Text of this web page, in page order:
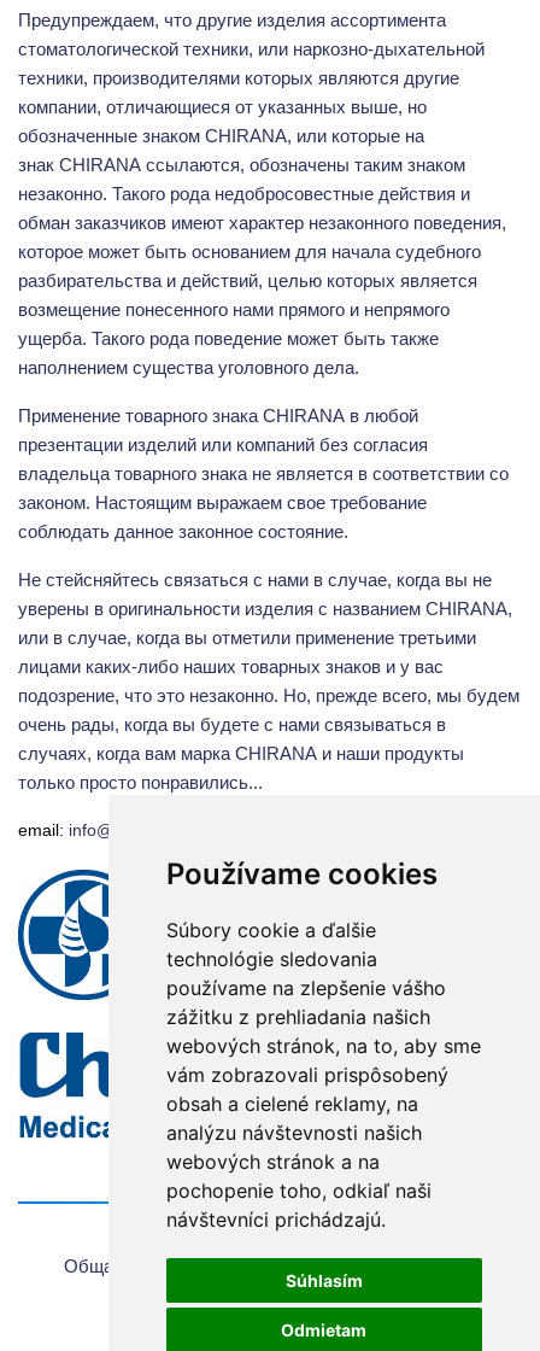
Používame cookies
Súbory cookie a ďalšie
technológie sledovania
používame na zlepšenie vášho
zážitku z prehliadania našich
webových stránok, na to, aby sme
vám zobrazovali prispôsobený
obsah a cielené reklamy, na
analýzu návštevnosti našich
webových stránok a na
pochopenie toho, odkiaľ naši
návštevníci prichádzajú.
Súhlasím
Odmietam
Предупреждаем, что другие изделия ассортимента
стоматологической техники, или наркозно-дыхательной
техники, производителями которых являются другие
компании, отличающиеся от указанных выше, но
обозначенные знаком CHIRANA, или которые на
знак CHIRANA ссылаются, обозначены таким знаком
незаконно. Такого рода недобросовестные действия и
обман заказчиков имеют характер незаконного поведения,
которое может быть основанием для начала судебного
разбирательства и действий, целью которых является
возмещение понесенного нами прямого и непрямого
ущерба. Такого рода поведение может быть также
наполнением существа уголовного дела.
Применение товарного знака CHIRANA в любой
презентации изделий или компаний без согласия
владельца товарного знака не является в соответствии со
законом. Настоящим выражаем свое требование
соблюдать данное законное состояние.
Не стейсняйтесь связаться с нами в случае, когда вы не
уверены в оригинальности изделия с названием CHIRANA,
или в случае, когда вы отметили применение третьими
лицами каких-либо наших товарных знаков и у вас
подозрение, что это незаконно. Но, прежде всего, мы будем
очень рады, когда вы будете с нами связываться в
случаях, когда вам марка CHIRANA и наши продукты
только просто понравились...
email: info@moc.sk
Главная
Общая информация об использовании веб-сайта
Oбщие условия продажи
Авторское право